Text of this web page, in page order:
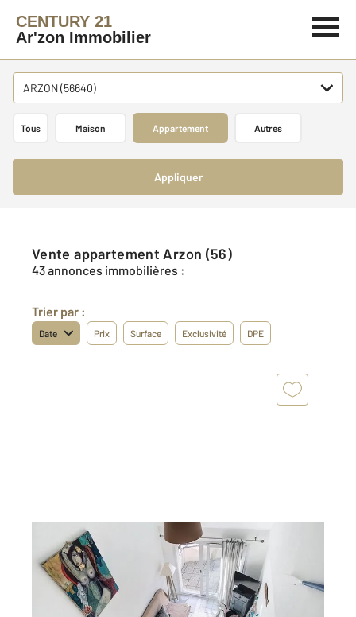
CENTURY 21
Ar'zon Immobilier
ARZON (56640)
Tous Maison Appartement Autres
Appliquer
Vente appartement Arzon (56)
43 annonces immobilières :
Trier par :
Date Prix Surface Exclusivité DPE
ARZON 56
29,07 m2, 2 pièces
Ref : 12793
Appartement Duplex à vendre